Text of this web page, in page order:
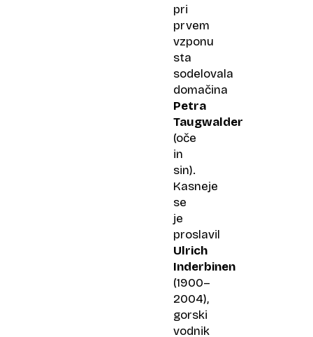
pri
prvem
vzponu
sta
sodelovala
domačina
Petra
Taugwalder
(oče
in
sin).
Kasneje
se
je
proslavil
Ulrich
Inderbinen
(1900–
2004),
gorski
vodnik